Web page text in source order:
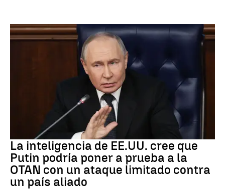
La inteligencia de EE.UU. cree que
Putin podría poner a prueba a la
OTAN con un ataque limitado contra
un país aliado